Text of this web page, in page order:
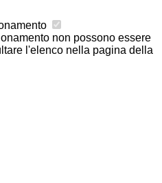
non possono essere
l'elenco nella pagina della